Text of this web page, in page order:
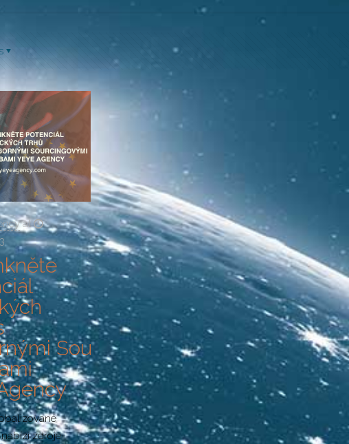
at
Sourcingovými
zdroje